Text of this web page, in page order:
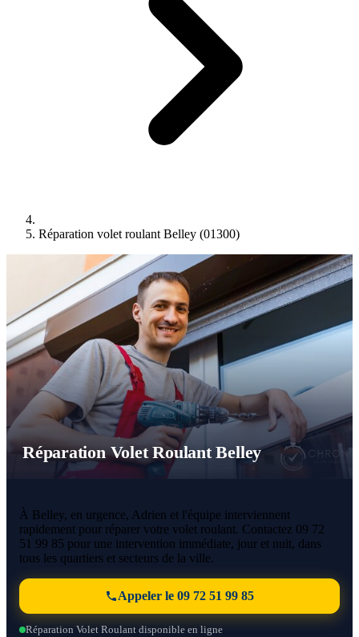
Réparation volet roulant Belley (01300)
Réparation Volet Roulant Belley
À Belley, en urgence, Adrien et l'équipe interviennent
rapidement pour réparer votre volet roulant. Contactez 09 72
51 99 85 pour une intervention immédiate, jour et nuit, dans
tous les quartiers et secteurs de la ville.
Appeler le 09 72 51 99 85
Réparation Volet Roulant disponible en ligne